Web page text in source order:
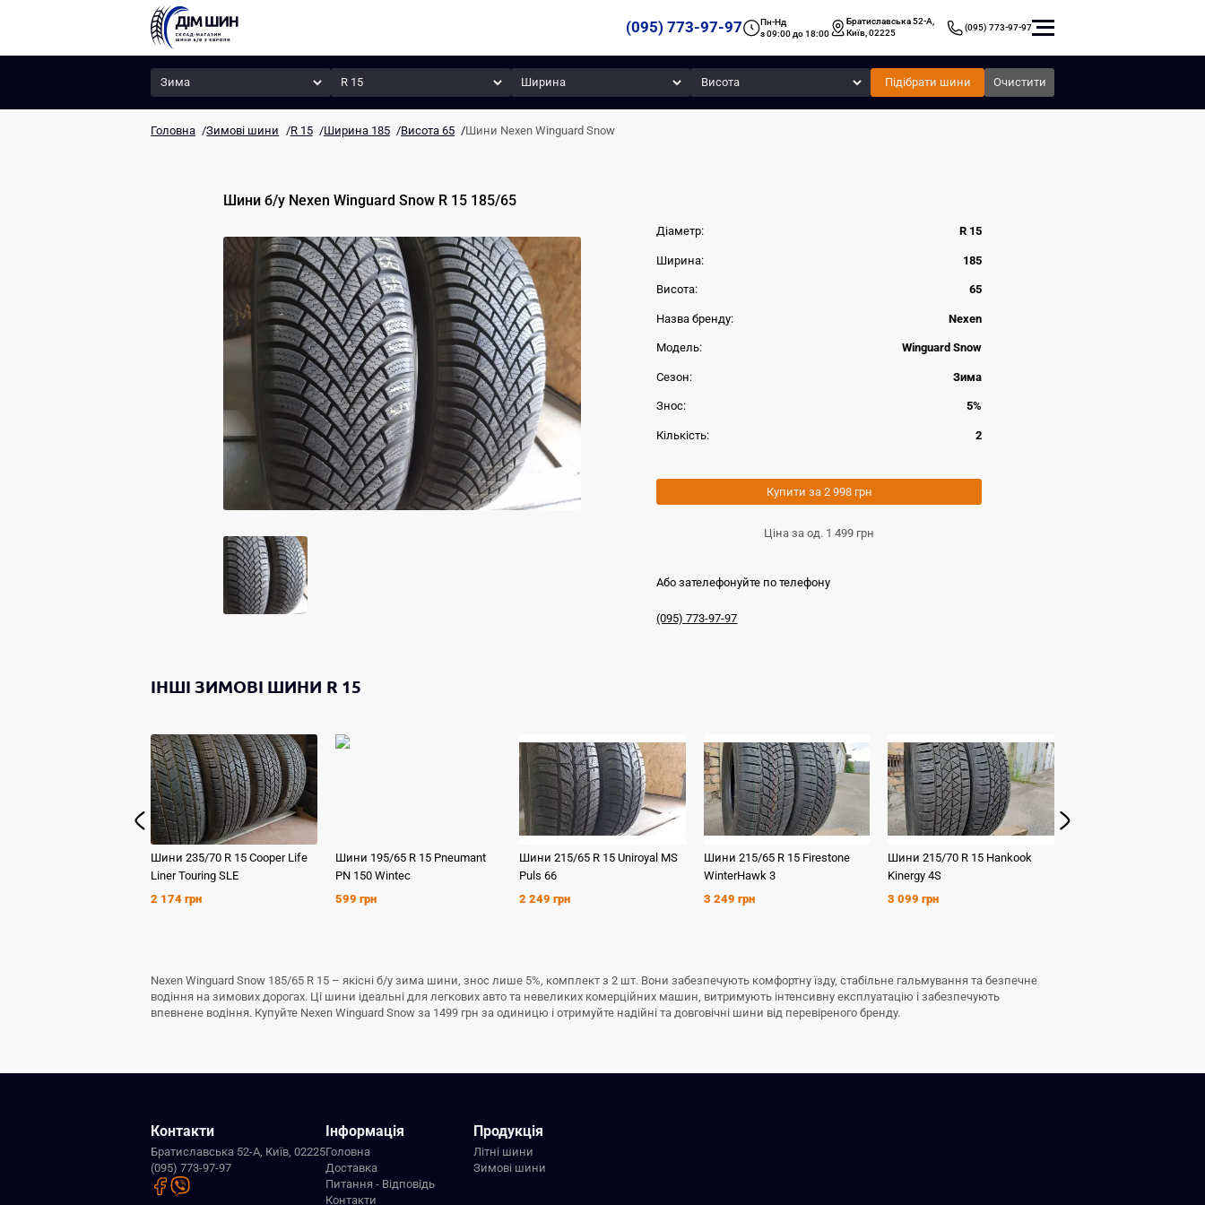
(095) 773-97-97
Пн-Нд
з 09:00 до 18:00
Братиславська 52-А,
Київ, 02225
(095) 773-97-97
Сезон Радіус Ширина Висота
Підібрати шини Очистити
Головна /Зимові шини /R 15 /Ширина 185 /Висота 65 /Шини Nexen Winguard Snow
Шини б/у Nexen Winguard Snow R 15 185/65
Діаметр: R 15
Ширина: 185
Висота: 65
Назва бренду: Nexen
Модель: Winguard Snow
Сезон: Зима
Знос: 5%
Кількість: 2
Купити за 2 998 грн
Ціна за од. 1 499 грн
Або зателефонуйте по телефону
(095) 773-97-97
ІНШІЗИМОВІ ШИНИ R 15
Шини 235/70 R 15 Cooper Life
Liner Touring SLE
2 174 грн
Шини 195/65 R 15 Pneumant
PN 150 Wintec
599 грн
Шини215/65 R 15 Uniroyal MS
Puls 66
2 249 грн
Шини 215/65 R 15 Firestone
WinterHawk 3
3 249 грн
Шини215/70 R 15 Hankook
Kinergy 4S
3 099 грн
Nexen Winguard Snow 185/65 R 15 – якісні б/у зима шини, знос лише 5%, комплект з 2 шт. Вони забезпечують комфортну їзду, стабільне гальмування та безпечне
водіння на зимових дорогах. Ці шини ідеальні для легкових авто та невеликих комерційних машин, витримують інтенсивну експлуатацію і забезпечують
впевнене водіння. Купуйте Nexen Winguard Snow за 1499 грн за одиницю і отримуйте надійні та довговічні шини від перевіреного бренду.
Контакти
Братиславська 52-А, Київ, 02225
(095) 773-97-97
Інформація
Головна
Доставка
Питання - Відповідь
Контакти
Продукція
Літні шини
Зимові шини